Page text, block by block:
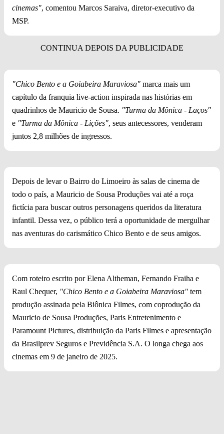
cinemas", comentou Marcos Saraiva, diretor-executivo da
MSP.
"Chico Bento e a Goiabeira Maraviosa" marca mais um
capítulo da franquia live-action inspirada nas histórias em
quadrinhos de Mauricio de Sousa. "Turma da Mônica - Laços"
e "Turma da Mônica - Lições", seus antecessores, venderam
juntos 2,8 milhões de ingressos.
Depois de levar o Bairro do Limoeiro às salas de cinema de
todo o país, a Mauricio de Sousa Produções vai até a roça
fictícia para buscar outros personagens queridos da literatura
infantil. Dessa vez, o público terá a oportunidade de mergulhar
nas aventuras do carismático Chico Bento e de seus amigos.
Com roteiro escrito por Elena Altheman, Fernando Fraiha e
Raul Chequer, "Chico Bento e a Goiabeira Maraviosa" tem
produção assinada pela Biônica Filmes, com coprodução da
Mauricio de Sousa Produções, Paris Entretenimento e
Paramount Pictures, distribuição da Paris Filmes e apresentação
da Brasilprev Seguros e Previdência S.A. O longa chega aos
cinemas em 9 de janeiro de 2025.